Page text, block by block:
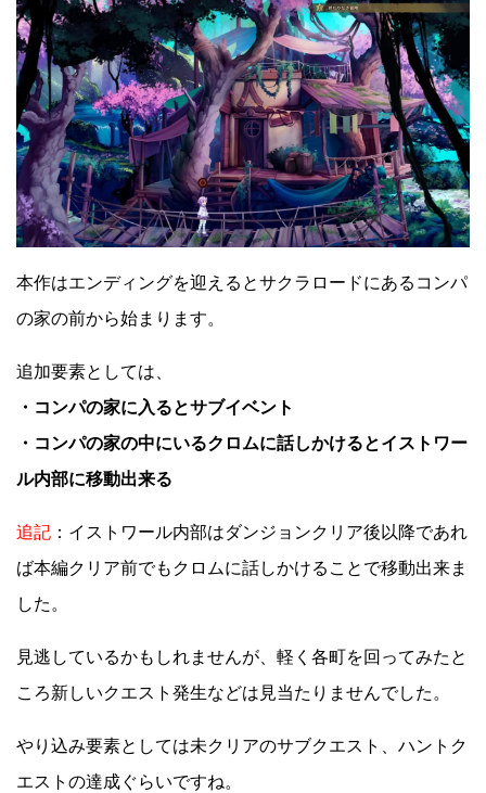
本作はエンディングを迎えるとサクラロードにあるコンパ
の家の前から始まります。
追加要素としては、
・コンパの家に入るとサブイベント
・コンパの家の中にいるクロムに話しかけるとイストワー
ル内部に移動出来る
追記 ：イストワール内部はダンジョンクリア後以降であれ
ば本編クリア前でもクロムに話しかけることで移動出来ま
した。
見逃しているかもしれませんが、軽く各町を回ってみたと
ころ新しいクエスト発生などは見当たりませんでした。
やり込み要素としては未クリアのサブクエスト、ハントク
エストの達成ぐらいですね。